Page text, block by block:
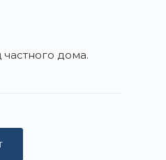
дома.